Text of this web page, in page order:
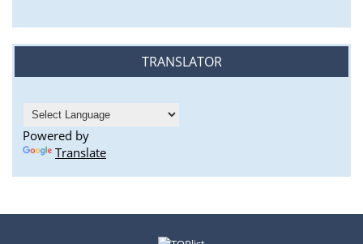
TRANSLATOR
Powered by
Translate